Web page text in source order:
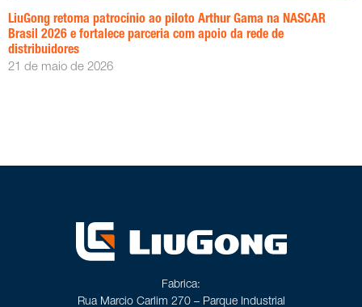
LiuGong retoma patrocínio ao piloto Arthur Gama na NASCAR
Brasil 2026 e fortalece parceria com apoio da rede de
distribuidores
21 de maio de 2026
Fabrica:
Rua Marcio Carlim 270 – Parque Industrial